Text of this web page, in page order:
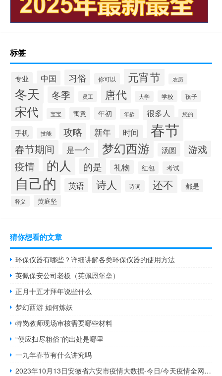
标签
专业 中国 习俗 你可以 元宵节 农历
冬天 冬季 员工 唐代 大学 学校 孩子
宋代 宝宝 寓意 年初 年龄 很多人 您的
手机 技能 攻略 新年 时间 春节
春节期间 是一个 梦幻西游 汤圆 游戏
疫情 的人 的是 礼物 红包 考试
自己的 英语 诗人 诗词 还不 都是
释义 黄庭坚
猜你想看的文章
环保仪器有哪些？详细讲解各类环保仪器的使用方法
英佩保安公司老板（英佩恩堡垒）
正月十五才拜年说些什么
梦幻西游 如何炼妖
特岗教师现场审核需要哪些材料
“便应扫尽粗俗”的出处是哪里
一九年春节有什么讲究吗
2023年10月13日安徽省六安市疫情大数据-今日/今天疫情全网搜索最新实时消息动态情况通知播报